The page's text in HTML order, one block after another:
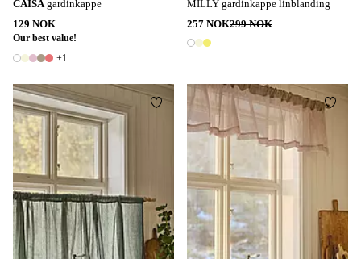
CAISA gardinkappe
129 NOK
Our best value!
6 farger
+1
MILLY gardinkappe linblanding
257 NOK299 NOK
3 farger
Legg til favoritter Legg